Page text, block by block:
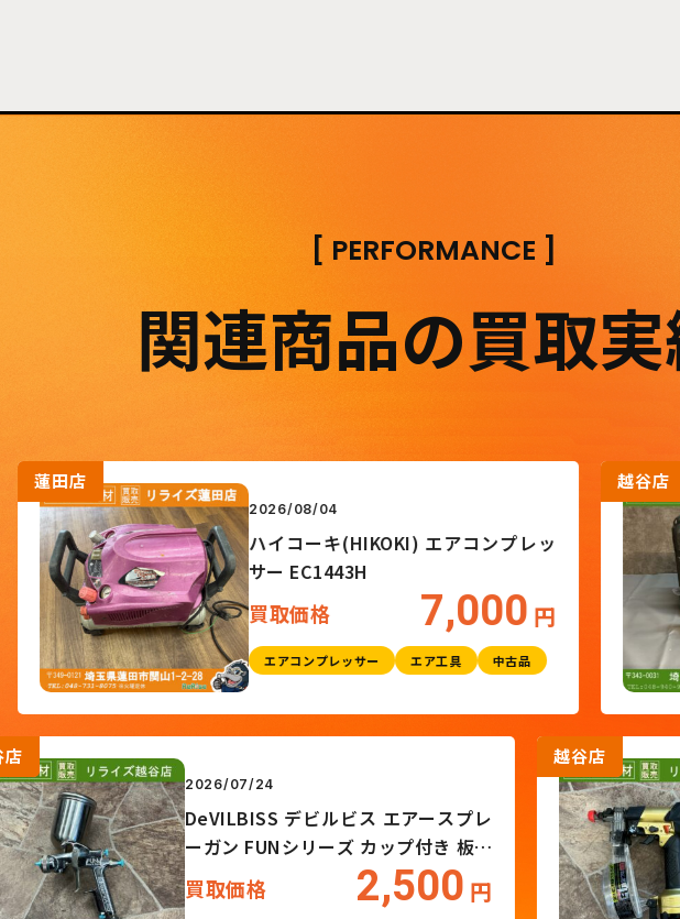
[ PERFORMANCE ]
関連商品の買取
2026/08/04
ハイコーキ(HIKOKI) エアコンプレッ
サー EC1443H
買取価格 7,000 円
エアコンプレッサー エア工具 中古品
越谷店
2026/07/24
DeVILBISS デビルビス エアースプレ
ーガン FUNシリーズ カップ付き 板金
塗装 タッチアップ 塗装ガン
買取価格 2,500 円
越谷